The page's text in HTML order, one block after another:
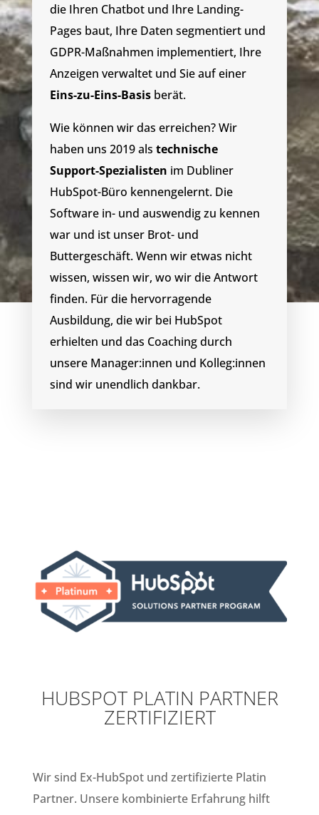
die Ihren Chatbot und Ihre Landing-
Pages baut, Ihre Daten segmentiert und
GDPR-Maßnahmen implementiert, Ihre
Anzeigen verwaltet und Sie auf einer
Eins-zu-Eins-Basisberät.
Wie können wir das erreichen? Wir
haben uns 2019 als technische
Support-Spezialisten im Dubliner
HubSpot-Büro kennengelernt. Die
Software in- und auswendig zu kennen
war und ist unser Brot- und
Buttergeschäft. Wenn wir etwas nicht
wissen, wissen wir, wo wir die Antwort
finden. Für die hervorragende
Ausbildung, die wir bei HubSpot
erhielten und das Coaching durch
unsere Manager:innen und Kolleg:innen
sind wir unendlich dankbar.
HUBSPOT PLATIN PARTNER
ZERTIFIZIERT
Wir sind Ex-HubSpot und zertifizierte Platin
Partner. Unsere kombinierte Erfahrung hilft